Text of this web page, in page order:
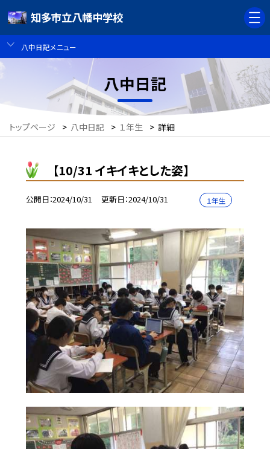
知多市立八幡中学校
八中日記メニュー
八中日記
トップページ > 八中日記 > １年生 > 詳細
【10/31 イキイキとした姿】
公開日 2024/10/31 更新日 2024/10/31 １年生